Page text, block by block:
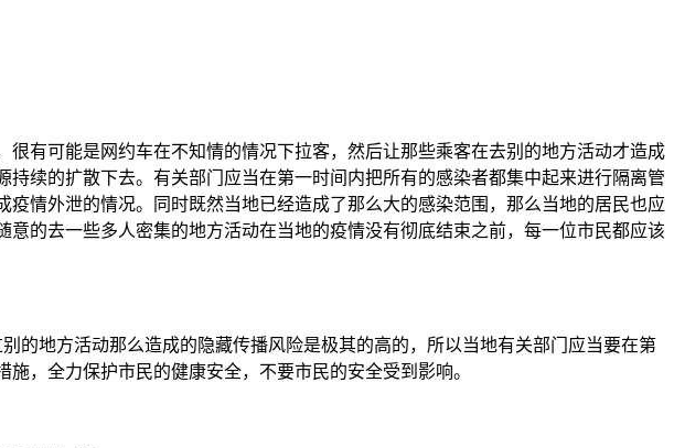
有可能是网约车在不知情的情况下拉客，然后让那些乘客在去别的地方活动才造成
续的扩散下去。有关部门应当在第一时间内把所有的感染者都集中起来进行隔离管
情外泄的情况。同时既然当地已经造成了那么大的感染范围，那么当地的居民也应
的去一些多人密集的地方活动在当地的疫情没有彻底结束之前，每一位市民都应该
的地方活动那么造成的隐藏传播风险是极其的高的，所以当地有关部门应当要在第
，全力保护市民的健康安全，不要市民的安全受到影响。